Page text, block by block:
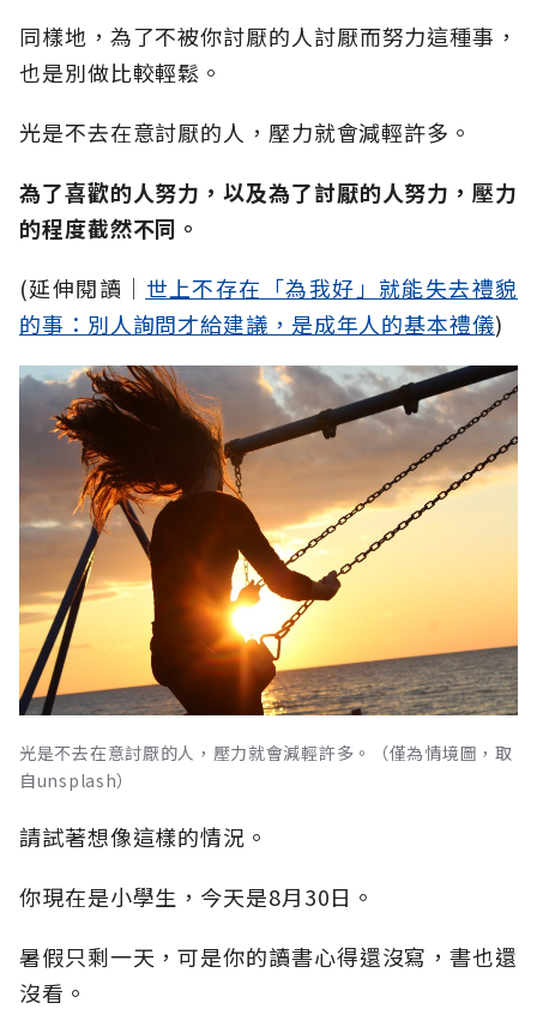
同樣地，為了不被你討厭的人討厭而努力這種事，
也是別做比較輕鬆。
光是不去在意討厭的人，壓力就會減輕許多。
為了喜歡的人努力，以及為了討厭的人努力，壓力
的程度截然不同。
(延伸閱讀│ 世上不存在「為我好」就能失去禮貌
的事：別人詢問才給建議，是成年人的基本禮儀)
光是不去在意討厭的人，壓力就會減輕許多。（僅為情境圖，取
自unsplash）
請試著想像這樣的情況。
你現在是小學生，今天是8月30日。
暑假只剩一天，可是你的讀書心得還沒寫，書也還
沒看。